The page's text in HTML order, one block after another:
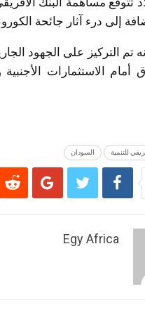
إلى درء آثار جائحة
تم التركيز على الجهود
أمام الاستثمارات
للتنمية السودان
Egy Africa